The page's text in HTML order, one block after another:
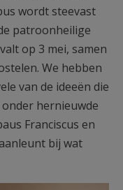
wordt steevast
patroonheilige
op 3 mei, samen
We hebben
van de ideeën die
hernieuwde
Franciscus en
bij wat